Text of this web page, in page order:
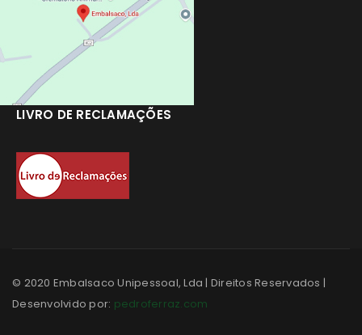
LIVRO DE RECLAMAÇÕES
© 2020 Embalsaco Unipessoal, Lda | Direitos Reservados |
Desenvolvido por: pedroferraz.com